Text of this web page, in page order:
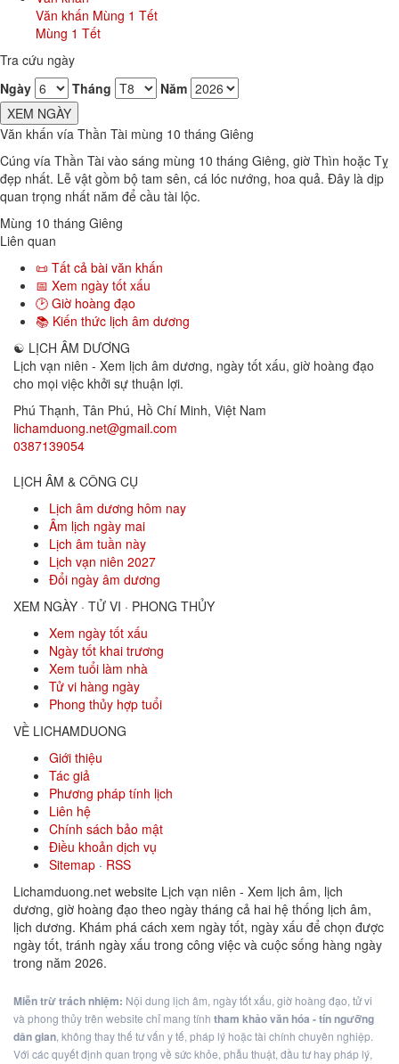
Văn khấn Mùng 1 Tết
Mùng 1 Tết
Tra cứu ngày
Ngày
Tháng
Năm
XEM NGÀY
Văn khấn vía Thần Tài mùng 10 tháng Giêng
Cúng vía Thần Tài vào sáng mùng 10 tháng Giêng, giờ Thìn hoặc Tỵ
đẹp nhất. Lễ vật gồm bộ tam sên, cá lóc nướng, hoa quả. Đây là dịp
quan trọng nhất năm để cầu tài lộc.
Mùng 10 tháng Giêng
Liên quan
📜 Tất cả bài văn khấn
📅 Xem ngày tốt xấu
🕑 Giờ hoàng đạo
📚 Kiến thức lịch âm dương
☯ LỊCH ÂM DƯƠNG
Lịch vạn niên - Xem lịch âm dương, ngày tốt xấu, giờ hoàng đạo
cho mọi việc khởi sự thuận lợi.
Phú Thạnh, Tân Phú, Hồ Chí Minh, Việt Nam
lichamduong.net@gmail.com
0387139054
LỊCH ÂM & CÔNG CỤ
Lịch âm dương hôm nay
Âm lịch ngày mai
Lịch âm tuần này
Lịch vạn niên 2027
Đổi ngày âm dương
XEM NGÀY · TỬ VI · PHONG THỦY
Xem ngày tốt xấu
Ngày tốt khai trương
Xem tuổi làm nhà
Tử vi hàng ngày
Phong thủy hợp tuổi
VỀ LICHAMDUONG
Giới thiệu
Tác giả
Phương pháp tính lịch
Liên hệ
Chính sách bảo mật
Điều khoản dịch vụ
Sitemap · RSS
Lichamduong.net website Lịch vạn niên - Xem lịch âm, lịch
dương, giờ hoàng đạo theo ngày tháng cả hai hệ thống lịch âm,
lịch dương. Khám phá cách xem ngày tốt, ngày xấu để chọn được
ngày tốt, tránh ngày xấu trong công việc và cuộc sống hàng ngày
trong năm 2026.
Miễn trừ trách nhiệm: Nội dung lịch âm, ngày tốt xấu, giờ hoàng đạo, tử vi
và phong thủy trên website chỉ mang tính tham khảo văn hóa - tín ngưỡng
dân gian, không thay thế tư vấn y tế, pháp lý hoặc tài chính chuyên nghiệp.
Với các quyết định quan trọng về sức khỏe, phẫu thuật, đầu tư hay pháp lý,